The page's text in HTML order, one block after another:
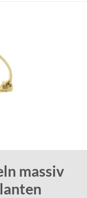
massiv